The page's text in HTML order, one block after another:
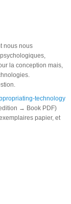
nous nous
la conception mais,
technology
→ Book PDF)
papier, et